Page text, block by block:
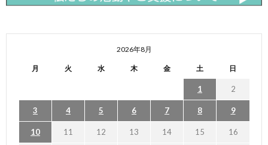
2026年8月
月 火 水 木 金 土 日
1 2
3 4 5 6 7 8 9
10 11 12 13 14 15 16